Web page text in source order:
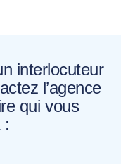
interlocuteur
l’agence
qui vous
: